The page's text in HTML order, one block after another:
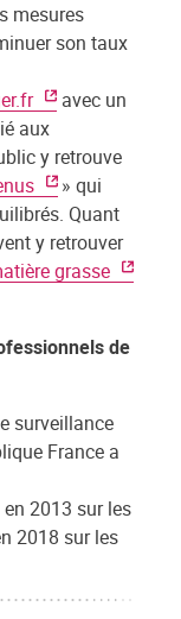
mesures
son taux
avec un
aux
y retrouve
» qui
Quant
y retrouver
grasse
de
surveillance
France a
2013 sur les
2018 sur les